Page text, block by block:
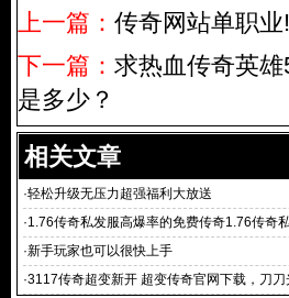
上一篇： 传奇网站单职
下一篇： 求热血传奇英
是多少？
相关文章
·轻松升级无压力超强福利大放送
·1.76传奇私发服高爆率的免费传奇1.76传奇
的免费传奇,上线
·新手玩家也可以很快上手
·3117传奇超变新开 超变传奇官网下载，刀